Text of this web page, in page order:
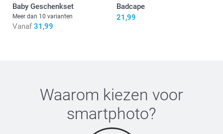
Baby Geschenkset
Meer dan 10 varianten
Vanaf 31,99
Badcape
21,99
Waarom kiezen voor
smartphoto?